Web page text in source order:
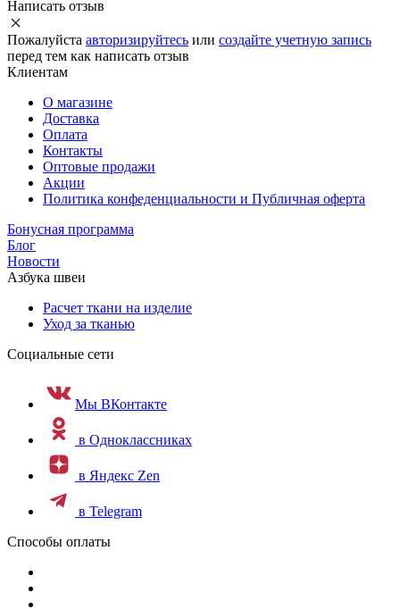
Написать отзыв
Пожалуйста авторизируйтесь или создайте учетную запись
перед тем как написать отзыв
Клиентам
О магазине
Доставка
Оплата
Контакты
Оптовые продажи
Акции
Политика конфеденциальности и Публичная оферта
Бонусная программа
Блог
Новости
Азбука швеи
Расчет ткани на изделие
Уход за тканью
Социальные сети
Мы ВКонтакте
в Одноклассниках
в Яндекс Zen
в Telegram
Способы оплаты